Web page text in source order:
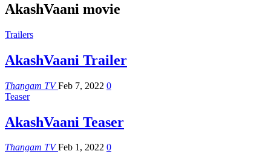
AkashVaani movie
Trailers
AkashVaani Trailer
Thangam TVFeb 7, 2022 0
Teaser
AkashVaani Teaser
Thangam TVFeb 1, 2022 0